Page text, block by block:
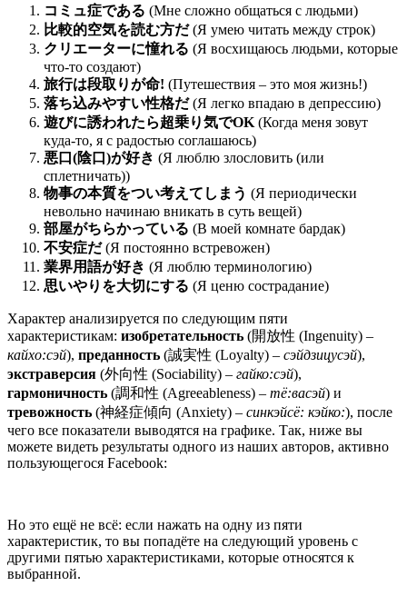
コミュ症である (Мне сложно общаться с людьми)
比較的空気を読む方だ(Я умею читать между строк)
クリエーターに憧れる (Я восхищаюсь людьми, которые
что-то создают)
旅行は段取りが命! (Путешествия – это моя жизнь!)
落ち込みやすい性格だ(Я легко впадаю в депрессию)
遊びに誘われたら超乗り気でOK (Когда меня зовут
куда-то, я с радостью соглашаюсь)
悪口(陰口)が好き (Я люблю злословить (или
сплетничать))
物事の本質をつい考えてしまう (Я периодически
невольно начинаю вникать в суть вещей)
部屋がちらかっている (В моей комнате бардак)
不安症だ(Я постоянно встревожен)
業界用語が好き (Я люблю терминологию)
思いやりを大切にする (Я ценю сострадание)
Характер анализируется по следующим пяти
характеристикам: изобретательность (開放性 (Ingenuity) –
кайхо:сэй), преданность (誠実性 (Loyalty) – сэйдзицусэй),
экстраверсия (外向性 (Sociability) – гайко:сэй),
гармоничность (調和性 (Agreeableness) – тё:васэй) и
тревожность (神経症傾向 (Anxiety) – синкэйсё: кэйко:), после
чего все показатели выводятся на графике. Так, ниже вы
можете видеть результаты одного из наших авторов, активно
пользующегося Facebook:
Но это ещё не всё: если нажать на одну из пяти
характеристик, то вы попадёте на следующий уровень с
другими пятью характеристиками, которые относятся к
выбранной.